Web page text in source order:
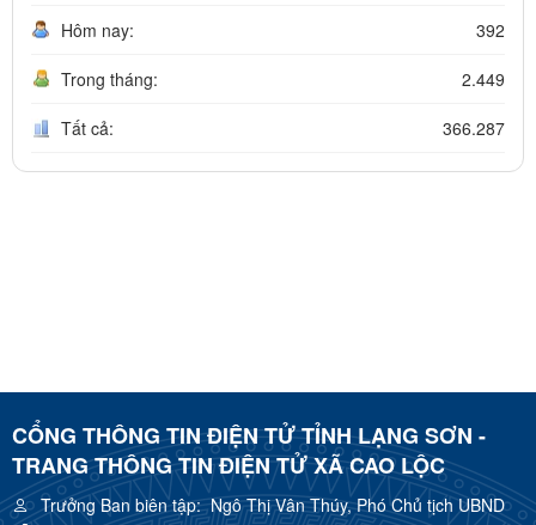
Hôm nay: 392
Trong tháng: 2.449
Tất cả: 366.287
CỔNG THÔNG TIN ĐIỆN TỬ TỈNH LẠNG SƠN -
TRANG THÔNG TIN ĐIỆN TỬ XÃ CAO LỘC
Trưởng Ban biên tập:Ngô Thị Vân Thúy, Phó Chủ tịch UBND